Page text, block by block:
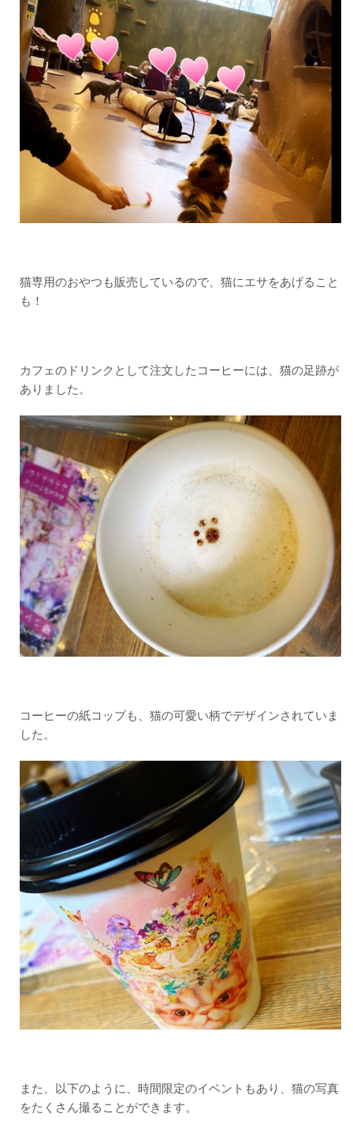
猫専用のおやつも販売しているので、猫にエサをあげること
も！
カフェのドリンクとして注文したコーヒーには、猫の足跡が
ありました。
コーヒーの紙コップも、猫の可愛い柄でデザインされていま
した。
また、以下のように、時間限定のイベントもあり、猫の写真
をたくさん撮ることができます。